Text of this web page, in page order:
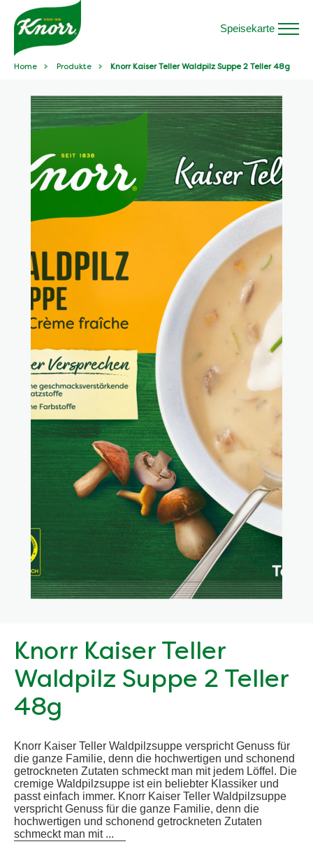
Speisekarte
Home Produkte Knorr Kaiser Teller Waldpilz Suppe 2 Teller 48g
Knorr Kaiser Teller
Waldpilz Suppe 2 Teller
48g
Knorr Kaiser Teller Waldpilzsuppe verspricht Genuss für
die ganze Familie, denn die hochwertigen und schonend
getrockneten Zutaten schmeckt man mit jedem Löffel. Die
cremige Waldpilzsuppe ist ein beliebter Klassiker und
passt einfach immer. Knorr Kaiser Teller Waldpilzsuppe
verspricht Genuss für die ganze Familie, denn die
hochwertigen und schonend getrockneten Zutaten
schmeckt man mit ...